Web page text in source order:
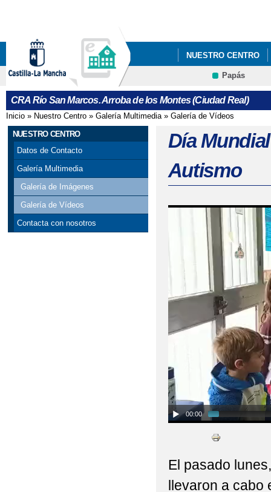
NUESTRO CENTRO
Papás
Contacto
CRA Río San Marcos. Arroba de los Montes (Ciudad Real)
Se encuentra usted aquí
Inicio » Nuestro Centro » Galería Multimedia» Galería de Vídeos
NUESTRO CENTRO
Datos de Contacto
Galería Multimedia
Galería de Imágenes
Galería de Vídeos
Contacta con nosotros
Día
Autismo
00:00
El pasado
llevaron a